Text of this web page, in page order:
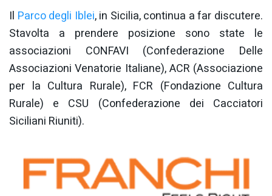
Il Parco degli Iblei, in Sicilia, continua a far discutere.
Stavolta a prendere posizione sono state le
associazioni CONFAVI (Confederazione Delle
Associazioni Venatorie Italiane), ACR (Associazione
per la Cultura Rurale), FCR (Fondazione Cultura
Rurale) e CSU (Confederazione dei Cacciatori
Siciliani Riuniti).